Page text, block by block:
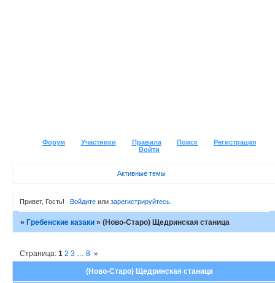
Форум Участники Правила Поиск
Регистрация
Войти
Активные темы
Привет, Гость! Войдитеили зарегистрируйтесь.
»Гребенские казаки »(Ново-Старо) Щедринская станица
(Ново-Старо) Щедринская станица
Страница:1 2 3 … 8 »